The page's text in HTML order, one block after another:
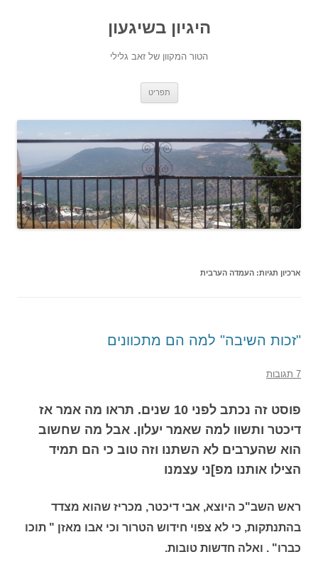
היגיון בשיגעון
הטור המקוון של זאב גלילי
תפריט
ארכיון תגיות: העמדה הערבית
"זכות השיבה" למה הם מתכוונים
7 תגובות
פוסט זה נכתב לפני 10 שנים. תראו מה אמר אז
דיכטר ותשוו למה שאמר יעלון. אבל מה שחשוב
הוא שהערבים לא השתנו וזה טוב כי הם תמיד
הצילו אותנו מפ]ני עצמנו
ראש השב"כ היוצא, אבי דיכטר, מכריז שהוא מצדד
בהתנתקות, כי לא צפוי חידוש הטרור וכי אבו מאזן " תוכו
כברו" . ואלה חדשות טובות.